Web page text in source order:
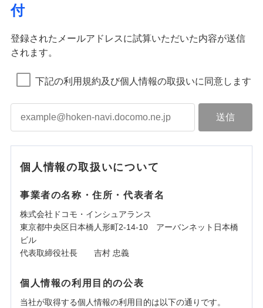
付
登録されたメールアドレスに試算いただいた内容が送信
されます。
下記の利用規約及び個人情報の取扱いに同意します
個人情報の取扱いについて
事業者の名称・住所・代表者名
株式会社ドコモ・インシュアランス
東京都中央区日本橋人形町2-14-10 アーバンネット日本橋
ビル
代表取締役社長 吉村 忠義
個人情報の利用目的の公表
当社が取得する個人情報の利用目的は以下の通りです。